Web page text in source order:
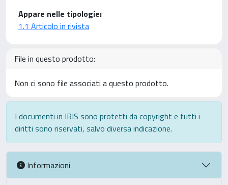
Appare nelle tipologie:
1.1 Articolo in rivista
File in questo prodotto:
Non ci sono file associati a questo prodotto.
I documenti in IRIS sono protetti da copyright e tutti i
diritti sono riservati, salvo diversa indicazione.
Informazioni